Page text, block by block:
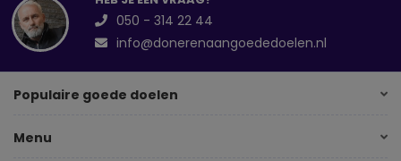
050 - 314 22 44
info@donerenaangoededoelen.nl
Populaire goede doelen
Menu